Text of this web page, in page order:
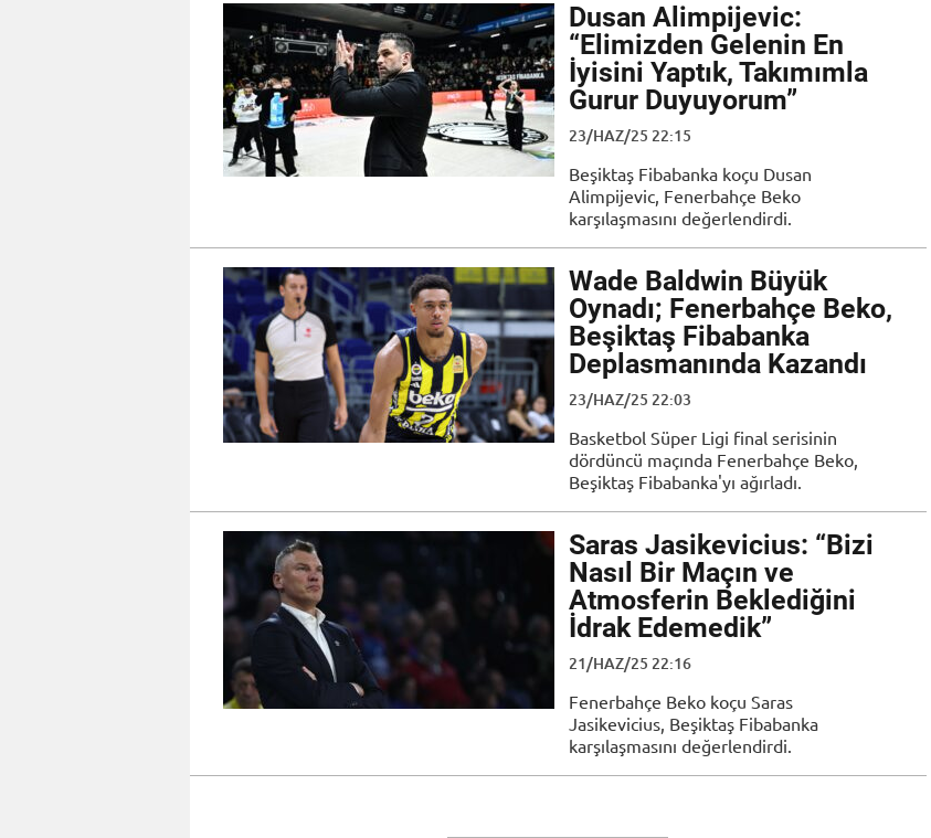
Dusan Alimpijevic:
“Elimizden Gelenin En
İyisini Yaptık, Takımımla
Gurur Duyuyorum”
23/HAZ/25 22:15
Beşiktaş Fibabanka koçu Dusan
Alimpijevic, Fenerbahçe Beko
karşılaşmasını değerlendirdi.
Wade Baldwin Büyük
Oynadı; Fenerbahçe Beko,
Beşiktaş Fibabanka
Deplasmanında Kazandı
23/HAZ/25 22:03
Basketbol Süper Ligi final serisinin
dördüncü maçında Fenerbahçe Beko,
Beşiktaş Fibabanka'yı ağırladı.
Saras Jasikevicius: “Bizi
Nasıl Bir Maçın ve
Atmosferin Beklediğini
İdrak Edemedik”
21/HAZ/25 22:16
Fenerbahçe Beko koçu Saras
Jasikevicius, Beşiktaş Fibabanka
karşılaşmasını değerlendirdi.